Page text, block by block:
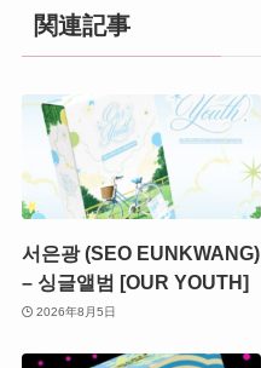
関連記事
서은광 (SEO EUNKWANG)
– 싱글앨범 [OUR YOUTH]
2026年8月5日